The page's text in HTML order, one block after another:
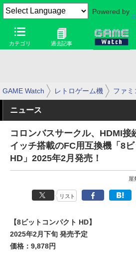
Powered by
カテゴリ 過去記事
GAME Watch レトロゲーム機 ファミ
ニュース
コロンバスサークル、HDMI接
イッチ搭載のFC用互換機「8
HD」2025年2月発売！
屋
リスト
【8ビットコンパクト HD】
2025年2月下旬 発売予定
価格：9,878円